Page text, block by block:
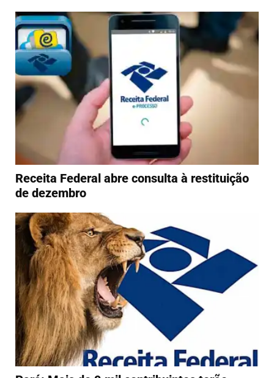
Receita Federal abre consulta à restituição
de dezembro